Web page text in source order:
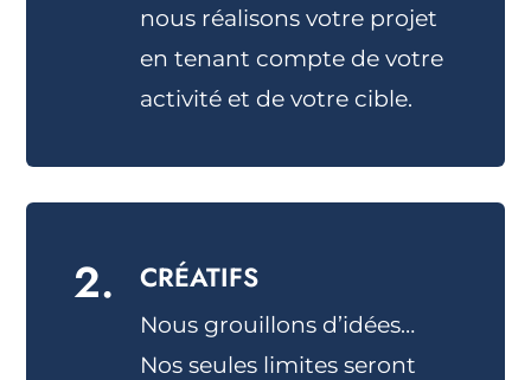
nous réalisons votre projet
en tenant compte de votre
activité et de votre cible.
2. CRÉATIFS
Nous grouillons d’idées…
Nos seules limites seront